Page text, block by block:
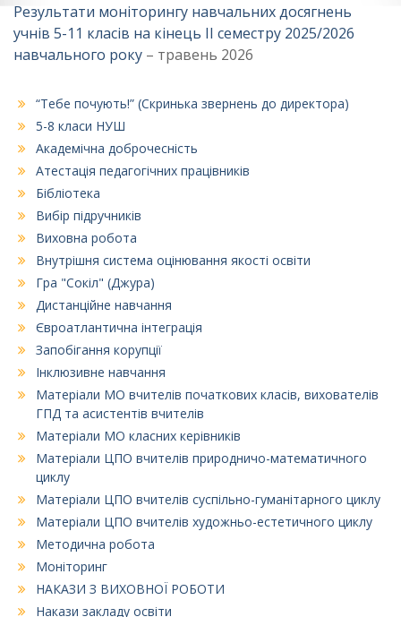
Результати моніторингу навчальних досягнень
учнів 5-11 класів на кінець ІІ семестру 2025/2026
навчального року – травень 2026
“Тебе почують!” (Скринька звернень до директора)
5-8 класи НУШ
Академічна доброчесність
Атестація педагогічних працівників
Бібліотека
Вибір підручників
Виховна робота
Внутрішня система оцінювання якості освіти
Гра "Сокіл" (Джура)
Дистанційне навчання
Євроатлантична інтеграція
Запобігання корупції
Інклюзивне навчання
Матеріали МО вчителів початкових класів, вихователів
ГПД та асистентів вчителів
Матеріали МО класних керівників
Матеріали ЦПО вчителів природничо-математичного
циклу
Матеріали ЦПО вчителів суспільно-гуманітарного циклу
Матеріали ЦПО вчителів художньо-естетичного циклу
Методична робота
Моніторинг
НАКАЗИ З ВИХОВНОЇ РОБОТИ
Накази закладу освіти